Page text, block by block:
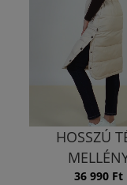
HOSSZÚ
36 990 Ft